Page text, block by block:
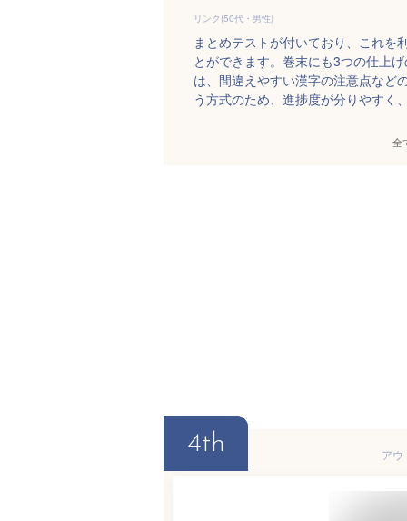
リンク(50代・男性)
まとめテストが付いており、これを
とができます。巻末にも3つの仕上
は、間違えやすい漢字の注意点など
う方式のため、進捗度が分りやすく
全
4th アウ